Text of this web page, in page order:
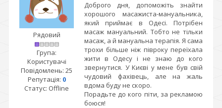
Рядовий
Група:
Користувачі
Повідомлень: 25
Репутація: 0
Статус: Offline
Доброго дня, допоможіть знайти
хорошого масажиста-мануальника,
який приймає в Одесі. Потрібен
масаж мануальний. Тобто не тільки
масаж, а й мануальна терапія. Я сама
трохи більше ніж півроку переїхала
жити в Одесу і не знаю до кого
звернутися. У Києві у мене був свій
чудовий фахівець, але на жаль
вдома буду не скоро.
Порадьте до кого піти, за рекламою
боюся!